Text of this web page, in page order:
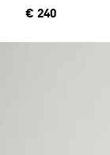
Preço
€ 240